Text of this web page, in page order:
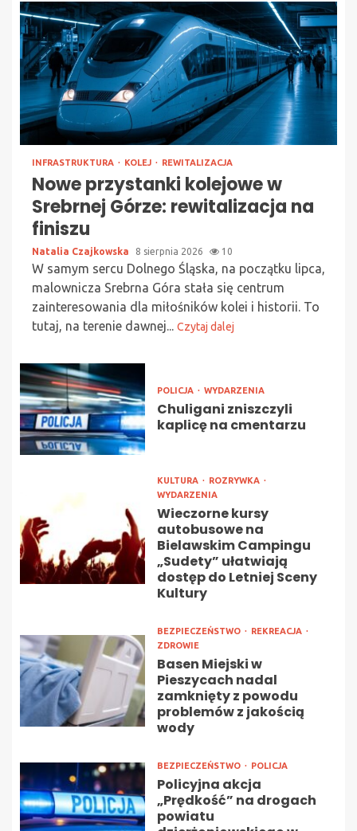
INFRASTRUKTURA KOLEJ REWITALIZACJA
Nowe przystanki kolejowe w
Srebrnej Górze: rewitalizacja na
finiszu
Natalia Czajkowska 8 sierpnia 2026 10
W samym sercu Dolnego Śląska, na początku lipca,
malownicza Srebrna Góra stała się centrum
zainteresowania dla miłośników kolei i historii. To
tutaj, na terenie dawnej... Czytaj dalej
POLICJA WYDARZENIA
Chuligani zniszczyli
kaplicę na cmentarzu
KULTURA
ROZRYWKA
WYDARZENIA
Wieczorne kursy
autobusowe na
Bielawskim Campingu
„Sudety” ułatwiają
dostęp do Letniej Sceny
Kultury
BEZPIECZEŃSTWO
REKREACJA
ZDROWIE
Basen Miejski w
Pieszycach nadal
zamknięty z powodu
problemów z jakością
wody
BEZPIECZEŃSTWO POLICJA
Policyjna akcja
„Prędkość” na drogach
powiatu